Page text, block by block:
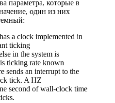
параметра, которые в
один из них
a clock implemented in
ticking
in the system is
ticking rate known
sends an interrupt to the
tick. A HZ
second of wall-clock time